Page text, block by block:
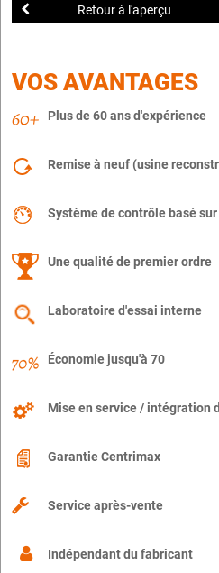
Retour à l'aperçu
VOS AVANTAGES
Plus de 60 ans d'expérience
Remise à neuf (usine
Système de contrôle basé sur
Une qualité de premier ordre
Laboratoire d'essai interne
Économie jusqu'à 70
Mise en service / intégration
Garantie Centrimax
Service après-vente
Indépendant du fabricant